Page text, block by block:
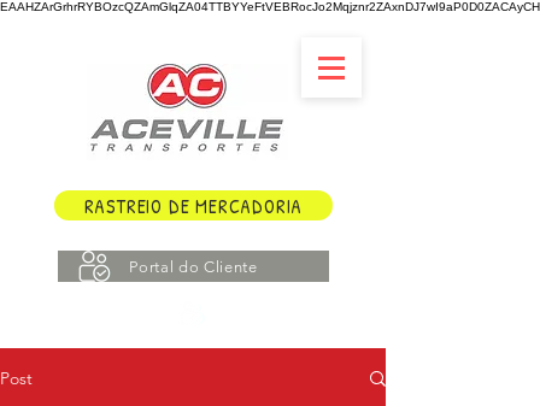
RASTREIO DE MERCADORIA
Portal do Cliente
Post